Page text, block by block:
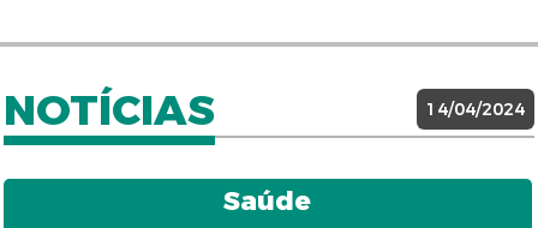
NOTÍCIAS 14/04/2024
Saúde